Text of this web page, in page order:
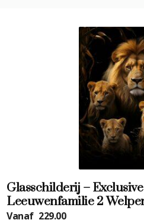
Glasschilderij –
Leeuwenfamilie 2
Vanaf 229.00